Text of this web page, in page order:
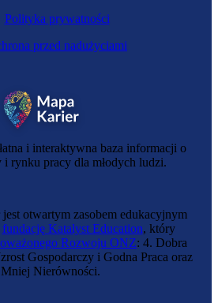
i interaktywna baza informacji o
i rynku pracy dla młodych ludzi.
Polityka prywatności
przed nadużyciami
otwartym zasobem edukacyjnym
fundację Katalyst Education, który
Rozwoju ONZ: 4. Dobra
Gospodarczy i Godna Praca oraz
Nierówności.